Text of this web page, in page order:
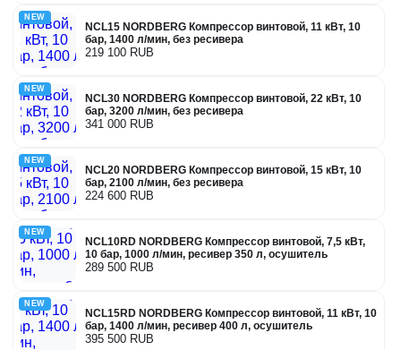
NEW
NCL15 NORDBERG Компрессор винтовой, 11 кВт, 10
бар, 1400 л/мин, без ресивера
219 100 RUB
NEW
NCL30 NORDBERG Компрессор винтовой, 22 кВт, 10
бар, 3200 л/мин, без ресивера
341 000 RUB
NEW
NCL20 NORDBERG Компрессор винтовой, 15 кВт, 10
бар, 2100 л/мин, без ресивера
224 600 RUB
NEW
NCL10RD NORDBERG Компрессор винтовой, 7,5 кВт,
10 бар, 1000 л/мин, ресивер 350 л, осушитель
289 500 RUB
NEW
NCL15RD NORDBERG Компрессор винтовой, 11 кВт, 10
бар, 1400 л/мин, ресивер 400 л, осушитель
395 500 RUB